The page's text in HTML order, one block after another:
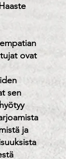
ovat
sen
ja